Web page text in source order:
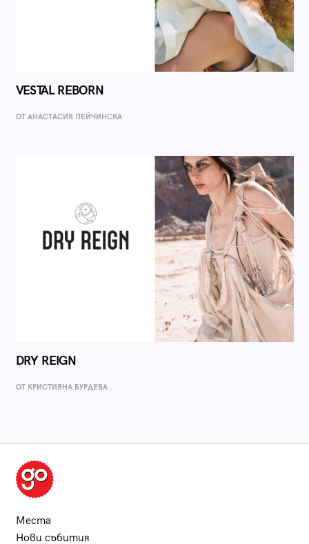
VESTAL REBORN
ОТ AНАСТАСИЯ ПЕЙЧИНСКА
DRY REIGN
ОТ КРИСТИЯНА БУРДЕВА
Места
Нови събития